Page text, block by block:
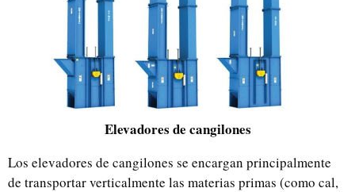
Elevadores de cangilones
Los elevadores de cangilones se encargan principalmente
de transportar verticalmente las materias primas (como cal,